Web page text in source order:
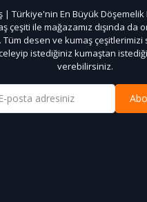
| Türkiye'nin En Büyük Döşemelik
çeşiti ile mağazamız dışında da
desen ve kumaş çeşitlerimizi
istediğiniz kumaştan
verebilirsiniz.